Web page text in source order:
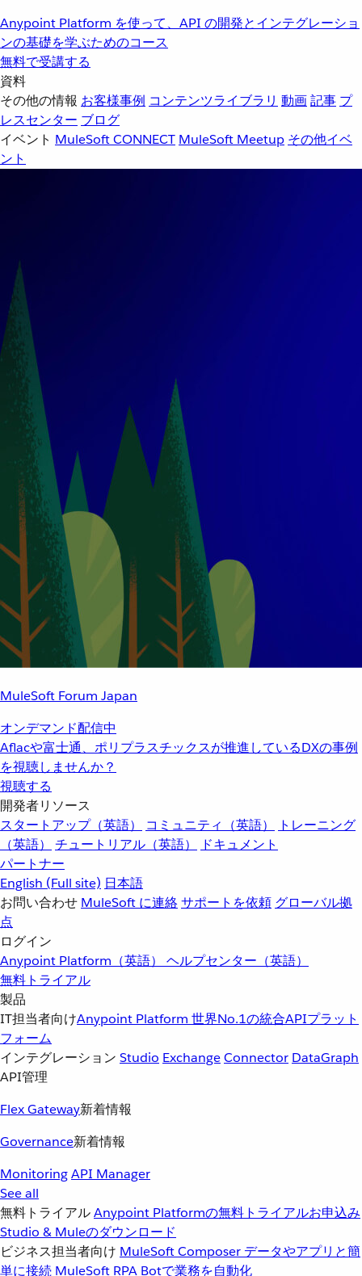
Anypoint Platform を使って、API の開発とインテグレーショ
ンの基礎を学ぶためのコース
無料で受講する
資料
その他の情報 お客様事例 コンテンツライブラリ 動画記事 プ
レスセンター ブログ
イベント MuleSoft CONNECT MuleSoft Meetup その他イベ
ント
MuleSoft Forum Japan
オンデマンド配信中
Aflacや富士通、ポリプラスチックスが推進しているDXの事例
を視聴しませんか？
視聴する
開発者リソース
スタートアップ（英語）
コミュニティ（英語）
トレーニング
（英語）
チュートリアル（英語）
ドキュメント
パートナー
English (Full site) 日本語
お問い合わせ MuleSoft に連絡サポートを依頼 グローバル拠
点
ログイン
Anypoint Platform（英語） ヘルプセンター（英語）
無料トライアル
製品
IT担当者向けAnypoint Platform 世界No.1の統合APIプラット
フォーム
インテグレーション Studio ExchangeConnector DataGraph
API管理
Flex Gateway新着情報
Governance新着情報
MonitoringAPI Manager
See all
無料トライアルAnypoint Platformの無料トライアルお申込み
Studio & Muleのダウンロード
ビジネス担当者向け MuleSoft Composer データやアプリと簡
単に接続 MuleSoft RPA Botで業務を自動化